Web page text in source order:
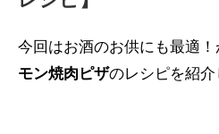
今回はお酒のお供にも最適
モン焼肉ピザのレシピを紹介